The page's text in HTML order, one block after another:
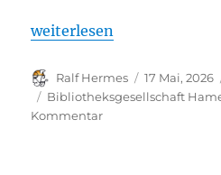
„„Niemand hat das Recht
weiterlesen
Autor
Ralf Hermes
am
17 Mai, 2026
Schlagwörter
Bibliotheksgesellschaft
Kommentarzu